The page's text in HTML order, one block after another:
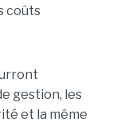
coûts
gestion, les
et la même